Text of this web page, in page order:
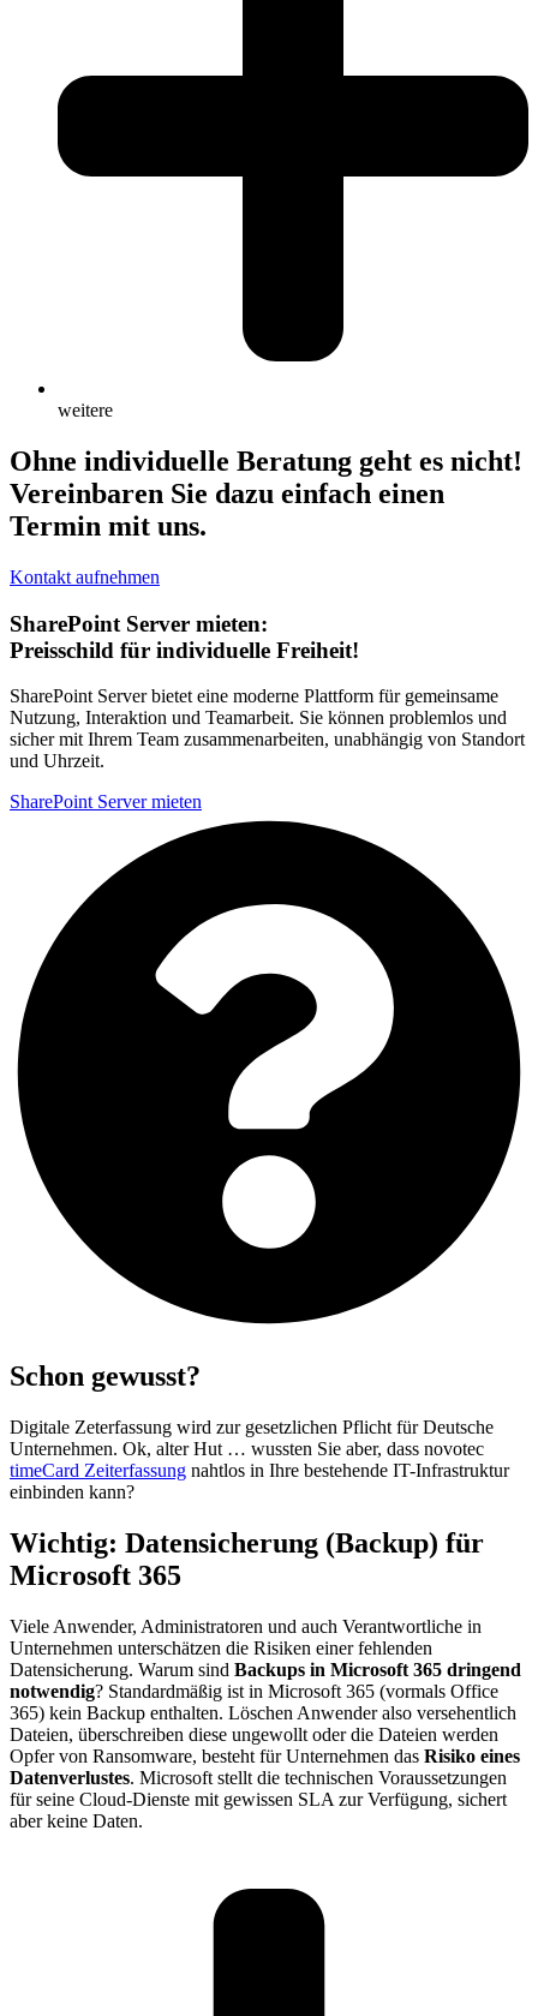
weitere
Ohne individuelle Beratung geht es nicht!
Vereinbaren Sie dazu einfach einen
Termin mit uns.
Kontakt aufnehmen
SharePoint Server mieten:
Preisschild für individuelle Freiheit!
SharePoint Server bietet eine moderne Plattform für gemeinsame
Nutzung, Interaktion und Teamarbeit. Sie können problemlos und
sicher mit Ihrem Team zusammenarbeiten, unabhängig von Standort
und Uhrzeit.
SharePoint Server mieten
Schon gewusst?
Digitale Zeterfassung wird zur gesetzlichen Pflicht für Deutsche
Unternehmen. Ok, alter Hut … wussten Sie aber, dass novotec
timeCard Zeiterfassung nahtlos in Ihre bestehende IT-Infrastruktur
einbinden kann?
Wichtig: Datensicherung (Backup) für
Microsoft 365​
Viele Anwender, Administratoren und auch Verantwortliche in
Unternehmen unterschätzen die Risiken einer fehlenden
Datensicherung. Warum sind Backups in Microsoft 365 dringend
notwendig? Standardmäßig ist in Microsoft 365 (vormals Office
365) kein Backup enthalten. Löschen Anwender also versehentlich
Dateien, überschreiben diese ungewollt oder die Dateien werden
Opfer von Ransomware, besteht für Unternehmen das Risiko eines
Datenverlustes. Microsoft stellt die technischen Voraussetzungen
für seine Cloud-Dienste mit gewissen SLA zur Verfügung, sichert
aber keine Daten.